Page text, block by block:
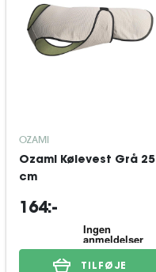
OZAMI
Ozami Kølevest Grå 25
cm
164:-
TILFØJE